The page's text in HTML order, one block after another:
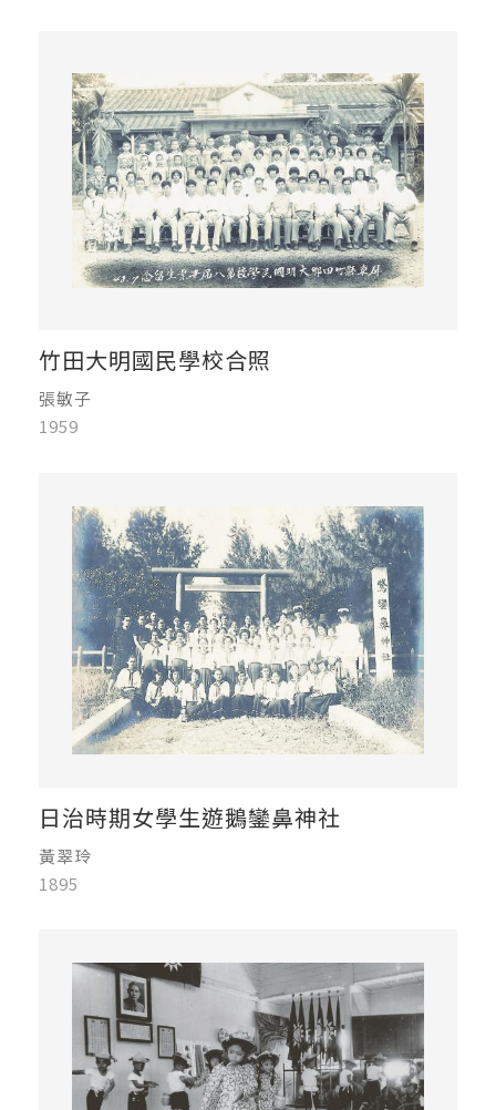
竹田大明國民學校合照
張敏子
1959
日治時期女學生遊鵝鑾鼻神社
黃翠玲
1895